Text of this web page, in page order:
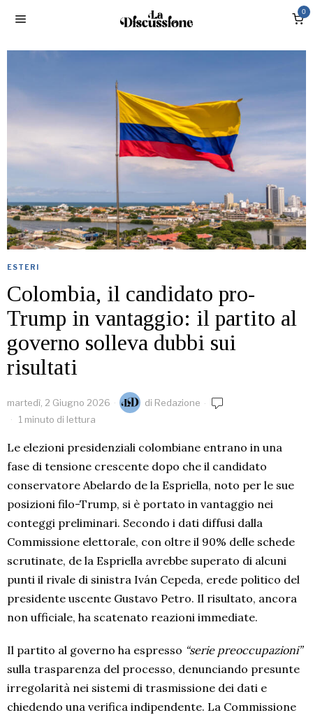
0
ESTERI
Colombia, il candidato pro-
Trump in vantaggio: il partito al
governo solleva dubbi sui
risultati
martedì, 2 Giugno 2026 di Redazione
1 minuto di lettura
Le elezioni presidenziali colombiane entrano in una
fase di tensione crescente dopo che il candidato
conservatore Abelardo de la Espriella, noto per le sue
posizioni filo-Trump, si è portato in vantaggio nei
conteggi preliminari. Secondo i dati diffusi dalla
Commissione elettorale, con oltre il 90% delle schede
scrutinate, de la Espriella avrebbe superato di alcuni
punti il rivale di sinistra Iván Cepeda, erede politico del
presidente uscente Gustavo Petro. Il risultato, ancora
non ufficiale, ha scatenato reazioni immediate.
Il partito al governo ha espresso “serie preoccupazioni”
sulla trasparenza del processo, denunciando presunte
irregolarità nei sistemi di trasmissione dei dati e
chiedendo una verifica indipendente. La Commissione